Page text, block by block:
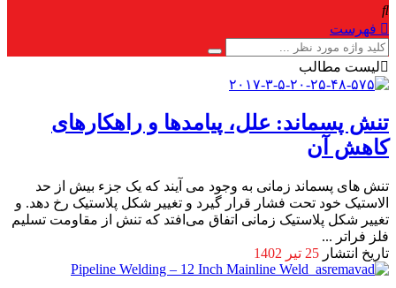
فهرست
لیست مطالب
تنش پسماند: علل، پیامدها و راهکارهای
کاهش آن
تنش های پسماند زمانی به وجود می آیند که یک جزء بیش از حد
الاستیک خود تحت فشار قرار گیرد و تغییر شکل پلاستیک رخ دهد. و
تغییر شکل پلاستیک زمانی اتفاق می‌افتد که تنش از مقاومت تسلیم
فلز فراتر ...
تاریخ انتشار 25 تیر 1402